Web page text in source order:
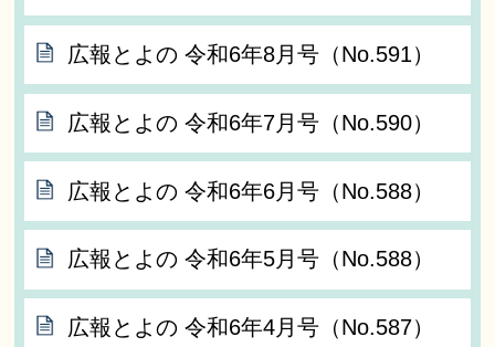
広報とよの 令和6年8月号（No.591）
広報とよの 令和6年7月号（No.590）
広報とよの 令和6年6月号（No.588）
広報とよの 令和6年5月号（No.588）
広報とよの 令和6年4月号（No.587）